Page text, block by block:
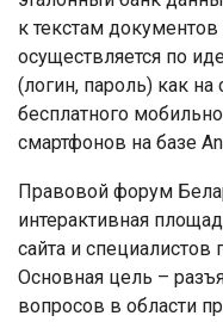
к текстам документов
осуществляется по
(логин, пароль) как
бесплатного
смартфонов на базе
Правовой форум
интерактивная
сайта и
Основная цель –
вопросов в области